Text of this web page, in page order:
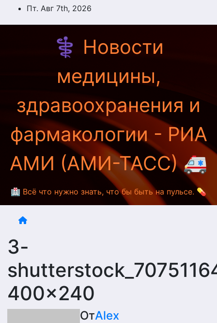
ПерейтиПт. Авг 7th, 2026
⚕️ Новости
медицины,
здравоохранения и
фармакологии - РИА
АМИ (АМИ-ТАСС) 🚑
🏥 Всё что нужно знать, что бы быть на пульсе. 💊
3-
400×240
ОтAlex